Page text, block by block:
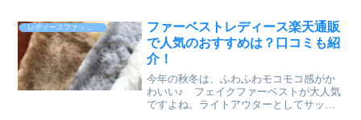
デも簡単に叶います。手軽に季節感も取
り入れられて、秋冬コーデを楽しめるの
も嬉しいですね。今回は、大手通販サイ
ト楽天市場で人気の、アクアガレージの
八分袖ニットとカーディガンがセットの
アンサンブルニットをピックアップして
ご紹介したいと思います。人気のアンサ
ンブルニットは、早めにお好みのカラー
レディースファッション
ファーベストレディース楽天通販
で人気のおすすめは？口コミも紹
介！
今年の秋冬は、ふわふわモコモコ感がか
わいい♪ フェイクファーベストが大人気
ですよね。ライトアウターとしてサッと